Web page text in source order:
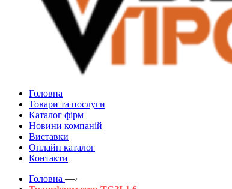
Головна
Товари та послуги
Каталог фірм
Новини компаній
Виставки
Онлайн каталог
Контакти
Головна —›